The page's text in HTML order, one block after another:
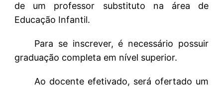
de um professor substituto na área de
Educação Infantil.
Para se inscrever, é necessário possuir
graduação completa em nível superior.
Ao docente efetivado, será ofertado um